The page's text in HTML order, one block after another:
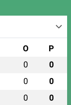
O P
0 0
0 0
0 0